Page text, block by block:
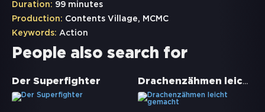
Duration: 99 minutes
Production: Contents Village, MCMC
Keywords: Action
People also search for
Der Superfighter Drachenzähmen leicht gemacht